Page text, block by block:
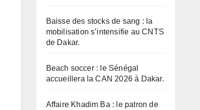
Baisse des stocks de sang : la
mobilisation s’intensifie au CNTS
de Dakar.
Beach soccer : le Sénégal
accueillera la CAN 2026 à Dakar.
Affaire Khadim Ba : le patron de